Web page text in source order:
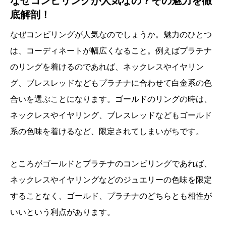
底解剖！
なぜコンビリングが人気なのでしょうか。魅力のひとつ
は、コーディネートが幅広くなること。例えばプラチナ
のリングを着けるのであれば、ネックレスやイヤリン
グ、ブレスレッドなどもプラチナに合わせて白金系の色
合いを選ぶことになります。ゴールドのリングの時は、
ネックレスやイヤリング、ブレスレッドなどもゴールド
系の色味を着けるなど、限定されてしまいがちです。
ところがゴールドとプラチナのコンビリングであれば、
ネックレスやイヤリングなどのジュエリーの色味を限定
することなく、ゴールド、プラチナのどちらとも相性が
いいという利点があります。